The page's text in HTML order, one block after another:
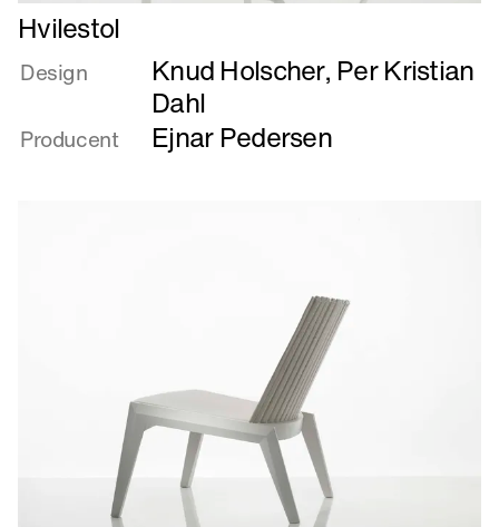
Læs
mere
om
Hvilestol
Design Knud Holscher, Per Kristian
Dahl
Producent Ejnar Pedersen